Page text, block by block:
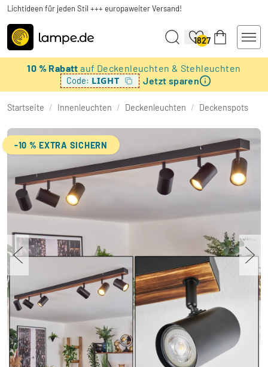
Lichtideen für jeden Stil +++ europaweiter Versand!
1827
10 % Rabattauf Deckenleuchten & Stehleuchten
Code: LIGHT Jetzt sparen
Startseite / Innenleuchten / Deckenleuchten / Deckenspots
-10 % EXTRA SICHERN